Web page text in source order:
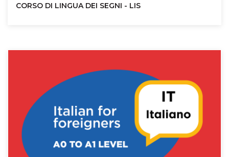
CORSO DI LINGUA DEI SEGNI - LIS